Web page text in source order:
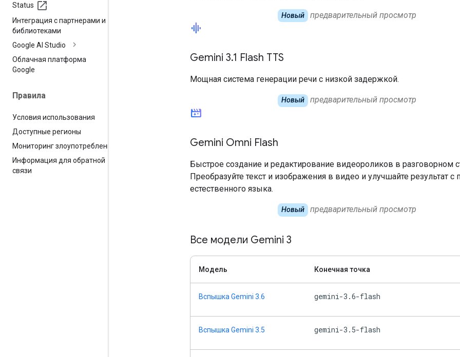
Status
Интеграция с партнерами и
библиотеками
Google AI Studio
Облачная платформа
Google
Правила
Условия использования
Доступные регионы
Мониторинг злоупотреблений
Информация для обратной
связи
Новый предварительный просмотр
graphic_eq
Gemini 3.1 Flash TTS
Мощная система генерации речи с низкой задержкой.
Новый предварительный просмотр
movie_filter
Gemini Omni Flash
Быстрое создание и редактирование видеороликов в разговорном
Преобразуйте текст и изображения в видео и улучшайте результат
естественного языка.
Новый предварительный просмотр
Все модели Gemini 3
Модель Конечная точка
Вспышка Gemini 3.6 gemini-3.6-flash
Вспышка Gemini 3.5 gemini-3.5-flash